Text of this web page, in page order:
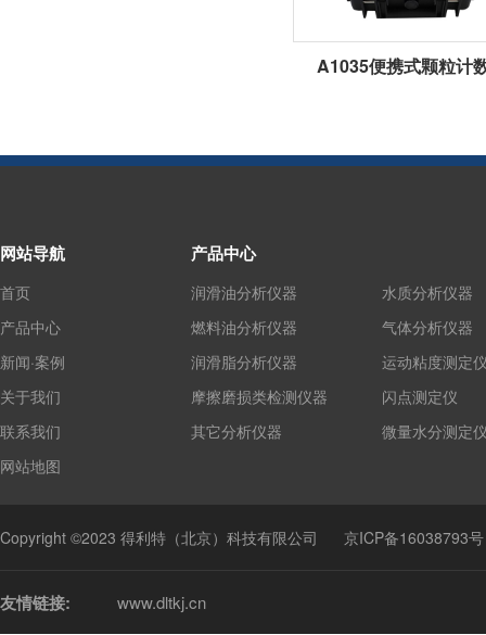
A1035便携式颗粒计
网站导航
首页
产品中心
新闻·案例
关于我们
联系我们
网站地图
产品中心
润滑油分析仪器
燃料油分析仪器
润滑脂分析仪器
摩擦磨损类检测仪器
其它分析仪器
水质分析仪器
气体分析仪器
运动粘度测定
闪点测定仪
微量水分测定
Copyright ©2023 得利特（北京）科技有限公司 京ICP备16038793号
友情链接: www.dltkj.cn